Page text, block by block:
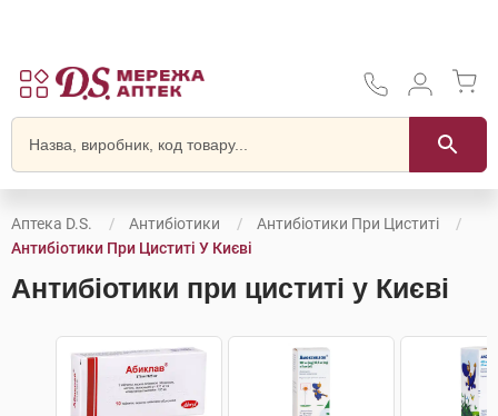
Аптека D.S. Антибіотики
Антибіотики При Циститі
Антибіотики При Циститі У Києві
Антибіотики при циститі у Києві